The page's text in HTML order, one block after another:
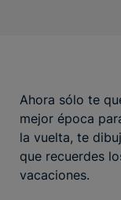
Ahora sólo te
mejor época
la vuelta, te
que recuerdes
vacaciones.